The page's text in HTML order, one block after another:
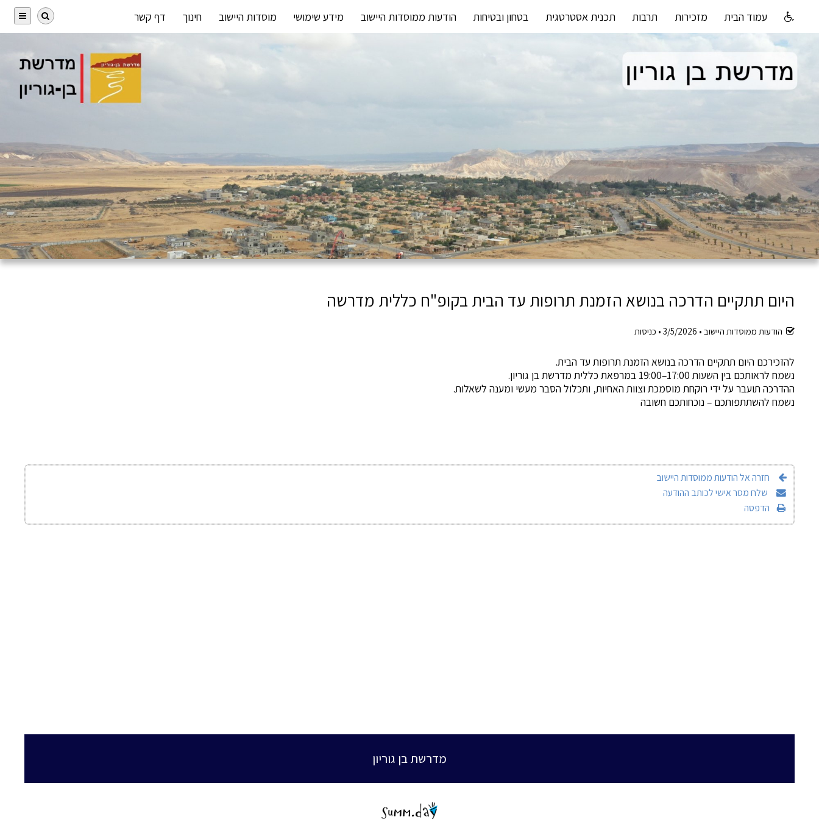
עמוד הבית מזכירות תרבות תכנית אסטרטגית בטחון ובטיחות הודעות ממוסדות היישוב מידע שימושי מוסדות היישוב חינוך דף קשר
היום תתקיים הדרכה בנושא הזמנת תרופות עד הבית בקופ"ח כללית מדרשה
הודעות ממוסדות היישוב • 3/5/2026
• כניסות
להזכירכם היום תתקיים הדרכה בנושא הזמנת תרופות עד הבית.
נשמח לראותכם בין השעות 17:00–19:00 במרפאת כללית מדרשת בן גוריון.
ההדרכה תועבר על ידי רוקחת מוסמכת וצוות האחיות, ותכלול הסבר מעשי ומענה לשאלות.
נשמח להשתתפותכם – נוכחותכם חשובה
חזרה אל הודעות ממוסדות היישוב
שלח מסר אישי לכותב ההודעה
הדפסה
מדרשת בן גוריון